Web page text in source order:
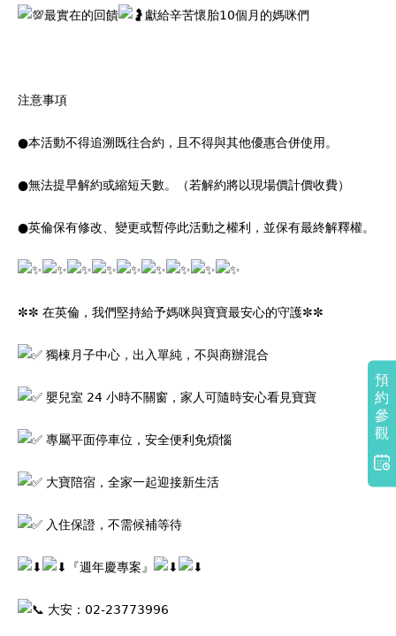
最實在的回饋 獻給辛苦懷胎10個月的媽咪們
注意事項
●本活動不得追溯既往合約，且不得與其他優惠合併使用。
●無法提早解約或縮短天數。（若解約將以現場價計價收費）
●英倫保有修改、變更或暫停此活動之權利，並保有最終解釋權。
✼✼ 在英倫，我們堅持給予媽咪與寶寶最安心的守護✼✼
獨棟月子中心，出入單純，不與商辦混合
嬰兒室 24 小時不關窗，家人可隨時安心看見寶寶
專屬平面停車位，安全便利免煩惱
大寶陪宿，全家一起迎接新生活
入住保證，不需候補等待
『週年慶專案』
大安：02-23773996
預
約
參
觀